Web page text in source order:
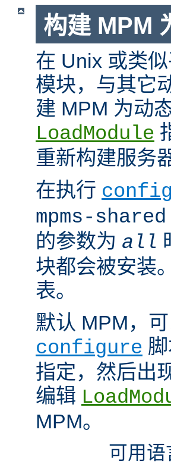
构建 MPM
在 Unix 或类
模块，与其它
建 MPM 为动
LoadModule
重新构建服务
在执行
mpms-shared
的参数为 all
块都会被安装
表。
默认 MPM，
configure
指定，然后出
编辑
MPM。
可用语